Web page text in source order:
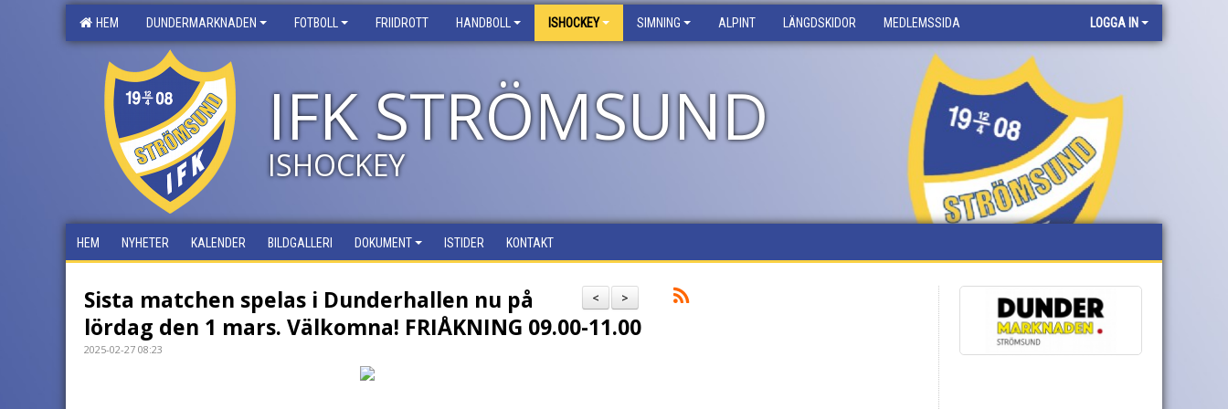
HEM DUNDERMARKNADEN FOTBOLL FRIIDROTT HANDBOLL ISHOCKEY SIMNING ALPINT LÄNGDSKIDOR MEDLEMSSIDA LOGGA IN
IFK STRÖMSUND
ISHOCKEY
HEM NYHETER KALENDER BILDGALLERI DOKUMENT ISTIDER KONTAKT
>
<
Sista matchen spelas i Dunderhallen nu på
lördag den 1 mars. Välkomna! FRIÅKNING 09.00-11.00
2025-02-27 08:23